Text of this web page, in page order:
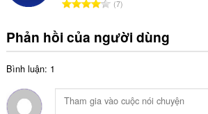
ạ
g
:
ố
ế
p
n
g
g
x
ế
7
Phản hồi của người dùng
Bình luận: 1